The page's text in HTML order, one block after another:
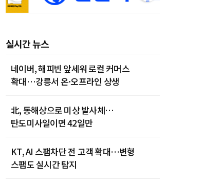
실시간 뉴스
네이버, 해피빈 앞세워 로컬 커머스
확대…강릉서 온·오프라인 상생
北, 동해상으로 미상 발사체…
탄도미사일이면 42일만
KT, AI 스팸차단 전 고객 확대…변형
스팸도 실시간 탐지